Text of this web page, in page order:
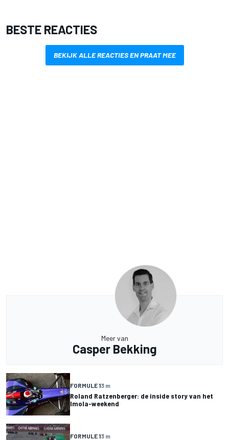
BESTE REACTIES
BEKIJK ALLE REACTIES EN PRAAT MEE
Meer van
Casper Bekking
FORMULE 13 m
Roland Ratzenberger: de inside story van het
Imola-weekend
FORMULE 13 m